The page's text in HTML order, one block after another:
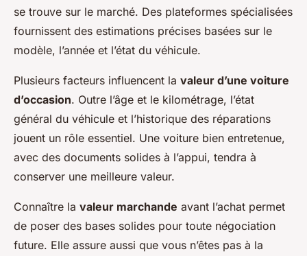
se trouve sur le marché. Des plateformes spécialisées
fournissent des estimations précises basées sur le
modèle, l’année et l’état du véhicule.
Plusieurs facteurs influencent la valeur d’une voiture
d’occasion. Outre l’âge et le kilométrage, l’état
général du véhicule et l’historique des réparations
jouent un rôle essentiel. Une voiture bien entretenue,
avec des documents solides à l’appui, tendra à
conserver une meilleure valeur.
Connaître la valeur marchande avant l’achat permet
de poser des bases solides pour toute négociation
future. Elle assure aussi que vous n’êtes pas à la